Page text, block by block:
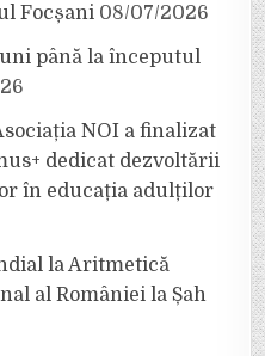
Focșani 08/07/2026
până la începutul
NOI a finalizat
dedicat dezvoltării
în educația adulților
la Aritmetică
al României la Șah